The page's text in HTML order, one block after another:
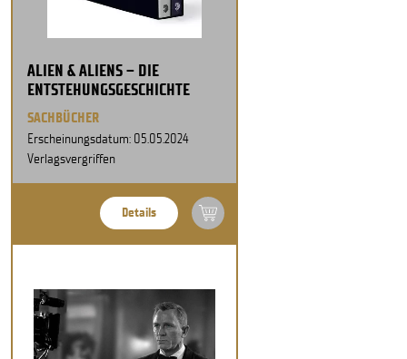
ALIEN & ALIENS – DIE
ENTSTEHUNGSGESCHICHTE
SACHBÜCHER
Erscheinungsdatum: 05.05.2024
Verlagsvergriffen
Details